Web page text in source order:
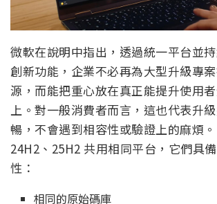
微軟在說明中指出，透過統一平台並
創新功能，企業不必再為大型升級專
源，而能把重心放在真正能提升使用
上。對一般消費者而言，這也代表升
暢，不會遇到相容性或驗證上的麻煩
24H2、25H2 共用相同平台，它們具
性：
相同的原始碼庫